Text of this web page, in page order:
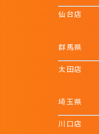
仙台店
群馬県
太田店
埼玉県
川口店